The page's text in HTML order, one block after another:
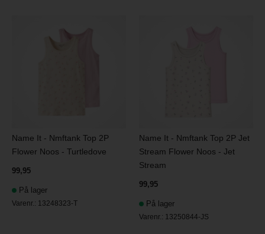
Name It - Nmftank Top 2P
Flower Noos - Turtledove
99,95
På lager
Varenr.: 13248323-T
Name It - Nmftank Top 2P Jet
Stream Flower Noos - Jet
Stream
99,95
På lager
Varenr.: 13250844-JS